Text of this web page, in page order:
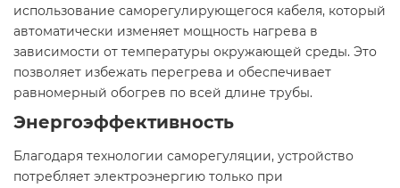
использование саморегулирующегося кабеля, который
автоматически изменяет мощность нагрева в
зависимости от температуры окружающей среды. Это
позволяет избежать перегрева и обеспечивает
равномерный обогрев по всей длине трубы.​
Энергоэффективность
Благодаря технологии саморегуляции, устройство
потребляет электроэнергию только при